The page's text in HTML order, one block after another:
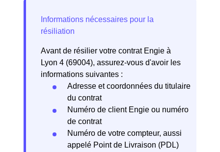
Avant de résilier votre contrat Engie à
Lyon 4 (69004), assurez-vous d'avoir les
informations suivantes :
Adresse et coordonnées du titulaire
du contrat
Numéro de client Engie ou numéro
de contrat
Numéro de votre compteur, aussi
appelé Point de Livraison (PDL)